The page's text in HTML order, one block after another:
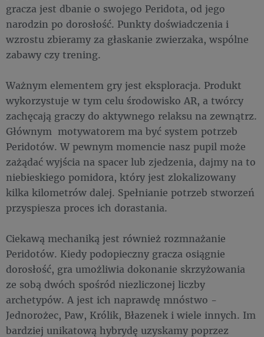
gracza jest dbanie o swojego Peridota, od jego
narodzin po dorosłość. Punkty doświadczenia i
wzrostu zbieramy za głaskanie zwierzaka, wspólne
zabawy czy trening.
Ważnym elementem gry jest eksploracja. Produkt
wykorzystuje w tym celu środowisko AR, a twórcy
zachęcają graczy do aktywnego relaksu na zewnątrz.
Głównym motywatorem ma być system potrzeb
Peridotów. W pewnym momencie nasz pupil może
zażądać wyjścia na spacer lub zjedzenia, dajmy na to
niebieskiego pomidora, który jest zlokalizowany
kilka kilometrów dalej. Spełnianie potrzeb stworzeń
przyspiesza proces ich dorastania.
Ciekawą mechaniką jest również rozmnażanie
Peridotów. Kiedy podopieczny gracza osiągnie
dorosłość, gra umożliwia dokonanie skrzyżowania
ze sobą dwóch spośród niezliczonej liczby
archetypów. A jest ich naprawdę mnóstwo -
Jednorożec, Paw, Królik, Błazenek i wiele innych. Im
bardziej unikatową hybrydę uzyskamy poprzez